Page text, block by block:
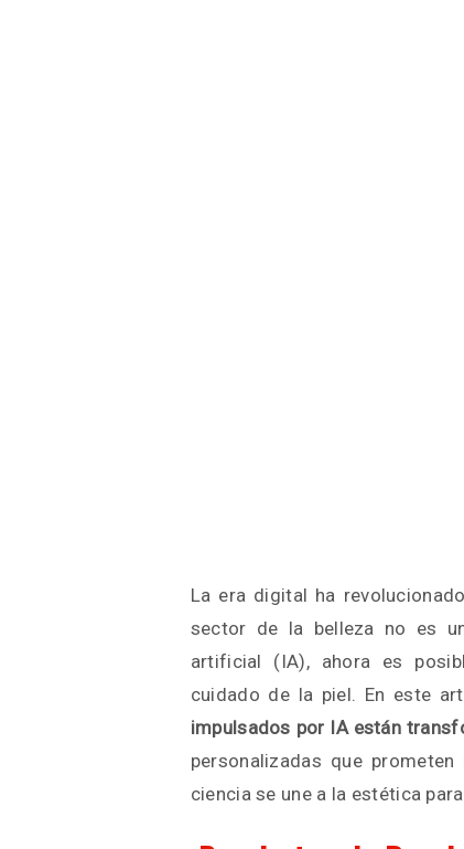
La era digital ha
sector de la belleza no es
artificial (IA), ahora es
cuidado de la piel. En este
impulsados por IA están
personalizadas que
ciencia se une a la estética